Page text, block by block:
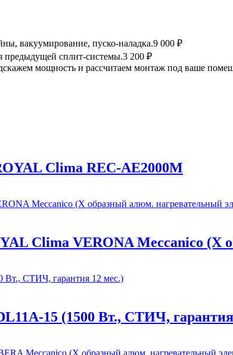
вакуумирование, пуско-наладка.9 000 ₽
предыдущей сплит-системы.3 200 ₽
мощность и рассчитаем монтаж под ваше
Clima REC-AE2000M
Clima VERONA Meccanico (X
15 (1500 Вт., СТИЧ,